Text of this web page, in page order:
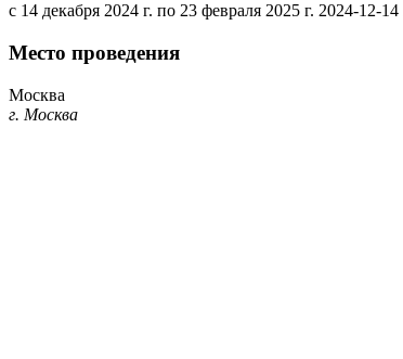
с 14 декабря 2024 г. по 23 февраля 2025 г. 2024-12-14
Место проведения
Москва
г. Москва